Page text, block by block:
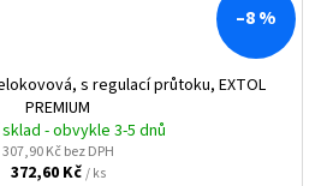
–8 %
s regulací průtoku, EXTOL
PREMIUM
- obvykle 3-5 dnů
307,90 Kč bez DPH
372,60 Kč/ ks